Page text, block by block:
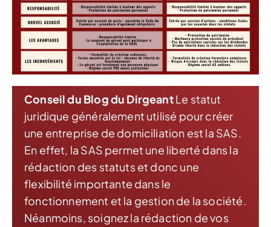
Conseil du Blog du DirgeantLe statut
juridique généralement utilisé pour créer
une entreprise de domiciliation est la SAS.
En effet, la SAS permet une liberté dans la
rédaction des statuts et donc une
flexibilité importante dans le
fonctionnement et la gestion de la société.
Néanmoins, soignez la rédaction de vos